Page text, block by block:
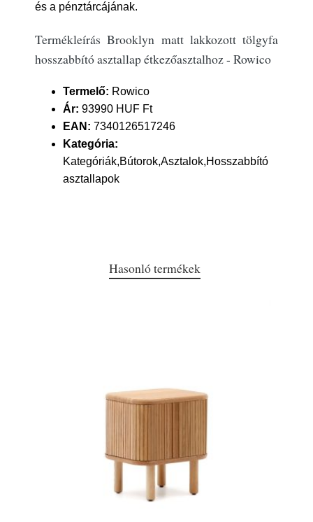
és a pénztárcájának.
Termékleírás Brooklyn matt lakkozott tölgyfa
hosszabbító asztallap étkezőasztalhoz - Rowico
Termelő: Rowico
Ár: 93990 HUF Ft
EAN: 7340126517246
Kategória:
Kategóriák,Bútorok,Asztalok,Hosszabbító
asztallapok
Hasonló termékek